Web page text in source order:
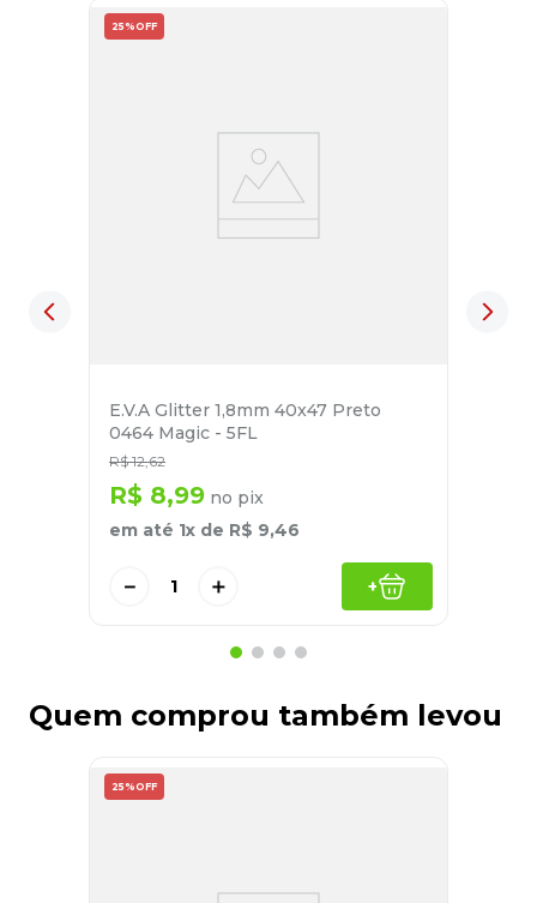
25% OFF
E.V.A Glitter 1,8mm 40x47 Preto
0464 Magic - 5FL
R$ 12,62
R$ 8,99 no pix
em até 1x de R$ 9,46
＋
－ +
Quem comprou também levou
25% OFF